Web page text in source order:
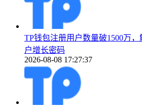
TP钱包注册用户数量破1500万
户增长密码
2026-08-08 17:27:37